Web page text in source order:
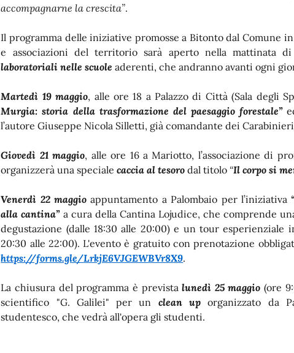
accompagnarne la crescita”.
Il programma delle iniziative promosse a Bitonto dal Comune
e associazioni del territorio sarà aperto nella mattinata
laboratoriali nelle scuole aderenti, che andranno avanti ogni
Martedì 19 maggio, alle ore 18 a Palazzo di Città (Sala degli
Murgia: storia della trasformazione del paesaggio forestale”
l’autore Giuseppe Nicola Silletti, già comandante dei
Giovedì 21 maggio, alle ore 16 a Mariotto, l’associazione di
organizzerà una specialecaccia al tesoro dal titolo “Il corpo si
Venerdì 22 maggio appuntamento a Palombaio per l’iniziativa
alla cantina”a cura della Cantina Lojudice, che comprende
degustazione (dalle 18:30 alle 20:00) e un tour esperienziale
20:30 alle 22:00). L'evento è gratuito con prenotazione
https://forms.gle/LrkjE6VJGEWBVr8X9.
La chiusura del programma è previstalunedì 25 maggio (ore
scientifico "G. Galilei" per un clean up organizzato da
studentesco, che vedrà all'opera gli studenti.